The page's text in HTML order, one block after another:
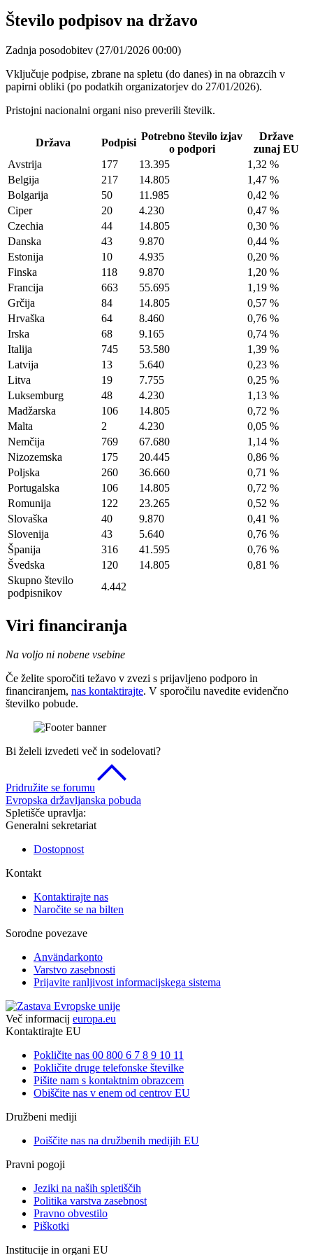
Število podpisov na državo
Zadnja posodobitev (27/01/2026 00:00)
Vključuje podpise, zbrane na spletu (do danes) in na obrazcih v
papirni obliki (po podatkih organizatorjev do 27/01/2026).
Pristojni nacionalni organi niso preverili številk.
Država Podpisi
Potrebno število izjav
o podpori
Države
zunaj EU
Avstrija
177 13.395
1,32 %
Belgija
217 14.805
1,47 %
Bolgarija
50 11.985
0,42 %
Ciper
20 4.230
0,47 %
Czechia
44 14.805
0,30 %
Danska
43 9.870
0,44 %
Estonija
10 4.935
0,20 %
Finska
118 9.870
1,20 %
Francija
663 55.695
1,19 %
Grčija
84 14.805
0,57 %
Hrvaška
64 8.460
0,76 %
Irska
68 9.165
0,74 %
Italija
745 53.580
1,39 %
Latvija
13 5.640
0,23 %
Litva
19 7.755
0,25 %
Luksemburg
48 4.230
1,13 %
Madžarska
106 14.805
0,72 %
Malta
2 4.230
0,05 %
Nemčija
769 67.680
1,14 %
Nizozemska
175 20.445
0,86 %
Poljska
260 36.660
0,71 %
Portugalska
106 14.805
0,72 %
Romunija
122 23.265
0,52 %
Slovaška
40 9.870
0,41 %
Slovenija
43 5.640
0,76 %
Španija
316 41.595
0,76 %
Švedska
120 14.805
0,81 %
Skupno število
podpisnikov
4.442
Viri financiranja
Na voljo ni nobene vsebine
Če želite sporočiti težavo v zvezi s prijavljeno podporo in
financiranjem, nas kontaktirajte. V sporočilu navedite evidenčno
številko pobude.
Bi želeli izvedeti več in sodelovati?
Pridružite se forumu
Evropska državljanska pobuda
Spletišče upravlja:
Generalni sekretariat
Dostopnost
Kontakt
Kontaktirajte nas
Naročite se na bilten
Sorodne povezave
Användarkonto
Varstvo zasebnosti
Prijavite ranljivost informacijskega sistema
Več informacij europa.eu
Kontaktirajte EU
Pokličite nas 00 800 6 7 8 9 10 11
Pokličite druge telefonske številke
Pišite nam s kontaktnim obrazcem
Obiščite nas v enem od centrov EU
Družbeni mediji
Poiščite nas na družbenih medijih EU
Pravni pogoji
Jeziki na naših spletiščih
Politika varstva zasebnost
Pravno obvestilo
Piškotki
Institucije in organi EU